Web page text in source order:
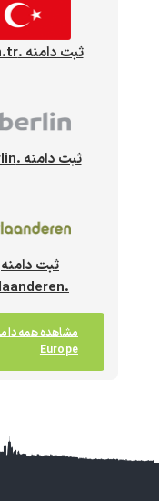
ثبت دامنه .gen.tr
ثبت دامنه .berlin
ثبت دامنه
.vlaanderen
مشاهده همه
Europe